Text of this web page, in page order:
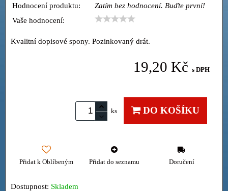
Hodnocení produktu:
Zatím bez hodnocení. Buďte první!
Vaše hodnocení:
Kvalitní dopisové spony. Pozinkovaný drát.
19,20 Kč s DPH
ks DO KOŠÍKU
Přidat k Oblíbeným Přidat do seznamu Doručení
Dostupnost: Skladem